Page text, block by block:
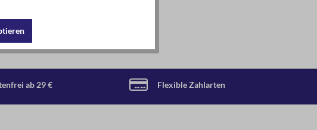
ab 29 € Flexible Zahlarten